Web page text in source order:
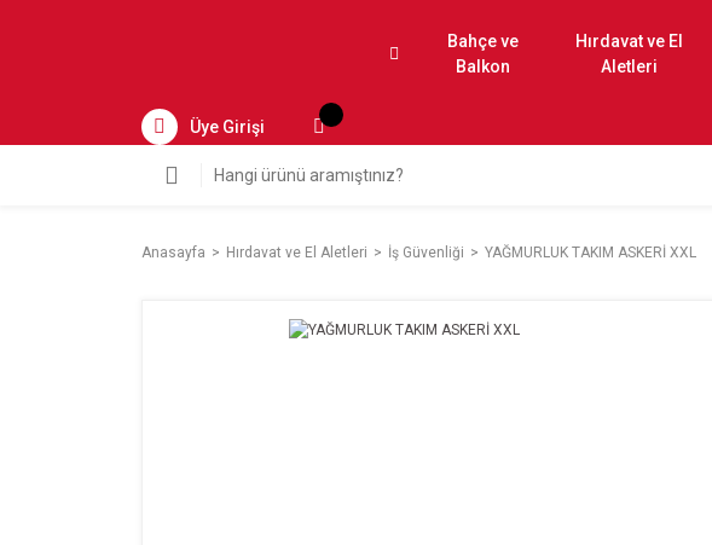
Bahçe ve
Balkon
Hırdavat ve El
Aletleri
Üye Girişi
Anasayfa Hırdavat ve El Aletleri İş Güvenliği YAĞMURLUK TAKIM ASKERİ XXL